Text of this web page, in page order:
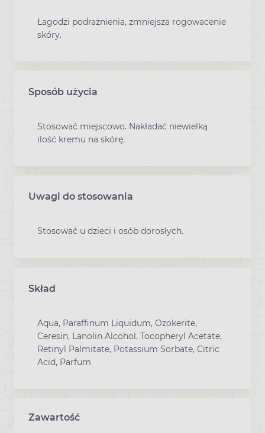
Łagodzi podrażnienia, zmniejsza rogowacenie
skóry.
Sposób użycia
Stosować miejscowo. Nakładać niewielką
ilość kremu na skórę.
Uwagi do stosowania
Stosować u dzieci i osób dorosłych.
Skład
Aqua, Paraffinum Liquidum, Ozokerite,
Ceresin, Lanolin Alcohol, Tocopheryl Acetate,
Retinyl Palmitate, Potassium Sorbate, Citric
Acid, Parfum
Zawartość